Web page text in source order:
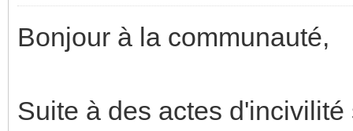
Bonjour à la communauté,
Suite à des actes